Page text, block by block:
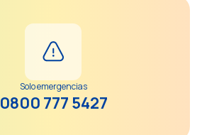
Solo emergencias
0800 777 5427